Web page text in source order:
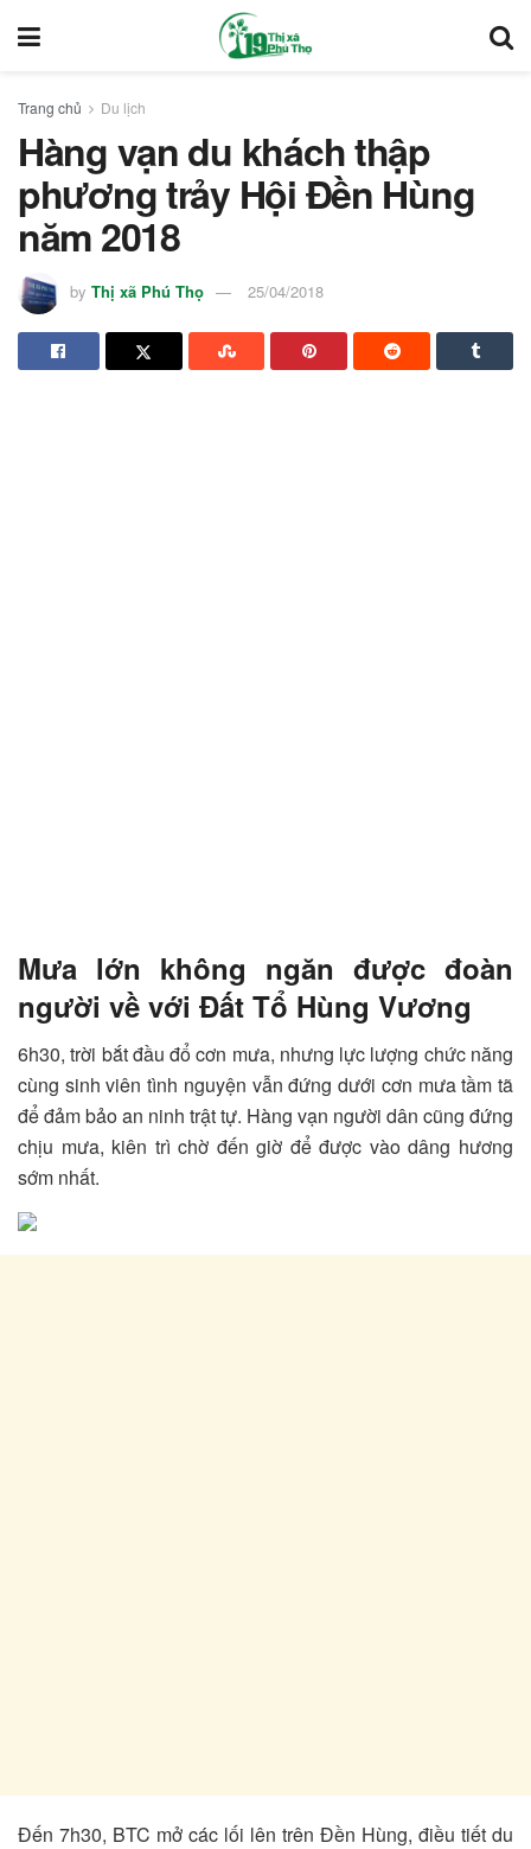
Trang chủ Du lịch
Hàng vạn du khách thập
phương trảy Hội Đền Hùng
năm 2018
by Thị xã Phú Thọ 25/04/2018
Mưa lớn không ngăn được đoàn
người về với Đất Tổ Hùng Vương
6h30, trời bắt đầu đổ cơn mưa, nhưng lực lượng chức năng
cùng sinh viên tình nguyện vẫn đứng dưới cơn mưa tầm tã
để đảm bảo an ninh trật tự. Hàng vạn người dân cũng đứng
chịu mưa, kiên trì chờ đến giờ để được vào dâng hương
sớm nhất.
Đến 7h30, BTC mở các lối lên trên Đền Hùng, điều tiết du